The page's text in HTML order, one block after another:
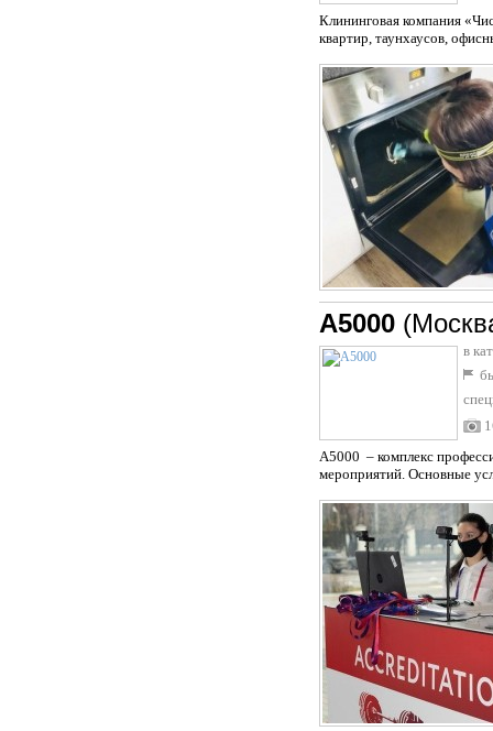
Клининговая компания
квартир, таунхаусов,
A5000
в
A5000 – комплекс
мероприятий. Основные